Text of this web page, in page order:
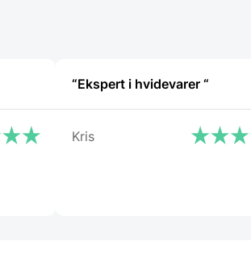
“Ekspert i hvidevarer “
Kris